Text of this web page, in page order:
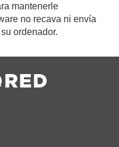
mantenerle
no recava ni envía
ordenador.